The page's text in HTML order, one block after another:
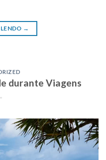
→
durante Viagens